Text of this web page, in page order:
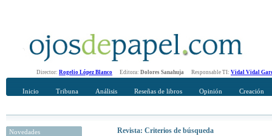
Director: Rogelio López Blanco Editora: Dolores Sanahuja Responsable TI: Vidal Vidal
Inicio Tribuna Análisis Reseñas de libros Opinión Creación
Novedades
Revista: Criterios de búsqueda